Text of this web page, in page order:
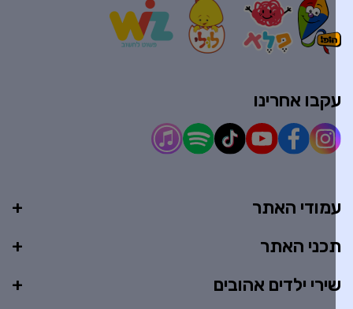
האתר
האתר
ילדים אהובים
אחרינו